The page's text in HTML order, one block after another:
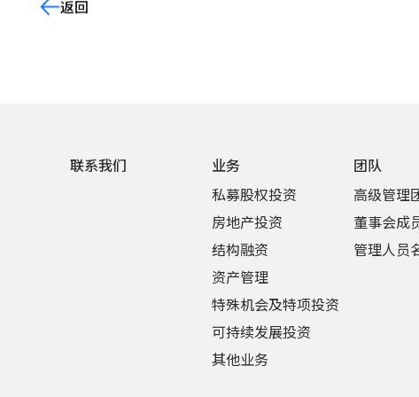
返回
联系我们
业务
私募股权投资
房地产投资
结构融资
资产管理
特殊机会及特项投资
可持续发展投资
其他业务
团队
高级管理
董事会成
管理人员